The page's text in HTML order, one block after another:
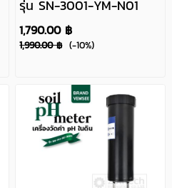
รุ่น SN-3001-YM-N01
1,790.00 ฿
1,990.00 ฿ (-10%)